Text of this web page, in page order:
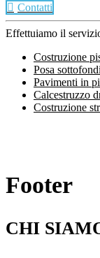
Contatti
Effettuiamo il
Costruzione
Posa
Pavimenti in
Calcestruzzo
Costruzione
Footer
CHI